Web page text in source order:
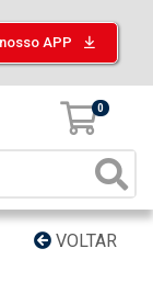
APP
0
VOLTAR